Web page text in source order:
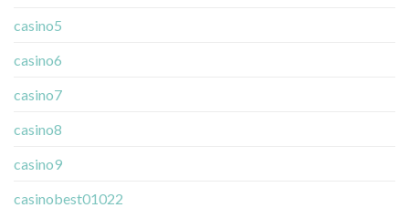
casino5
casino6
casino7
casino8
casino9
casinobest01022